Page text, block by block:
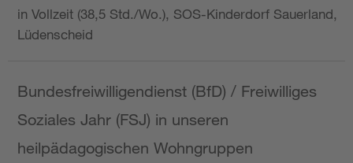
in Vollzeit (38,5 Std./Wo.), SOS-Kinderdorf Sauerland,
Lüdenscheid
Bundesfreiwilligendienst (BfD) / Freiwilliges
Soziales Jahr (FSJ) in unseren
heilpädagogischen Wohngruppen